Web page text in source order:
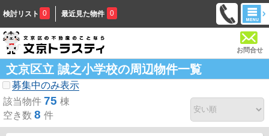
検討リスト 0 最近見た物件 0
お問合せ
文京区立 誠之小学校の周辺物件一覧
募集中のみ表示
該当物件 75 棟
空き数 8 件